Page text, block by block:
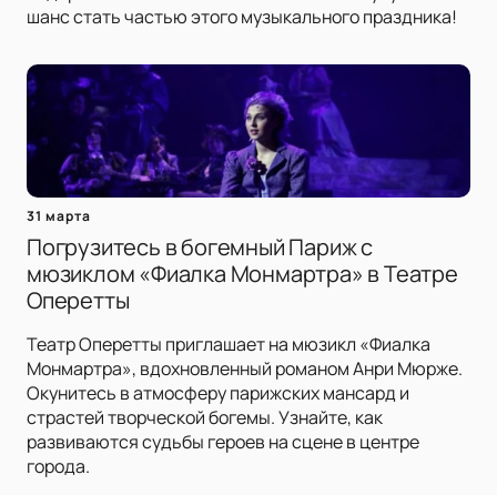
шанс стать частью этого музыкального праздника!
31 марта
Погрузитесь в богемный Париж с
мюзиклом «Фиалка Монмартра» в Театре
Оперетты
Театр Оперетты приглашает на мюзикл «Фиалка
Монмартра», вдохновленный романом Анри Мюрже.
Окунитесь в атмосферу парижских мансард и
страстей творческой богемы. Узнайте, как
развиваются судьбы героев на сцене в центре
города.